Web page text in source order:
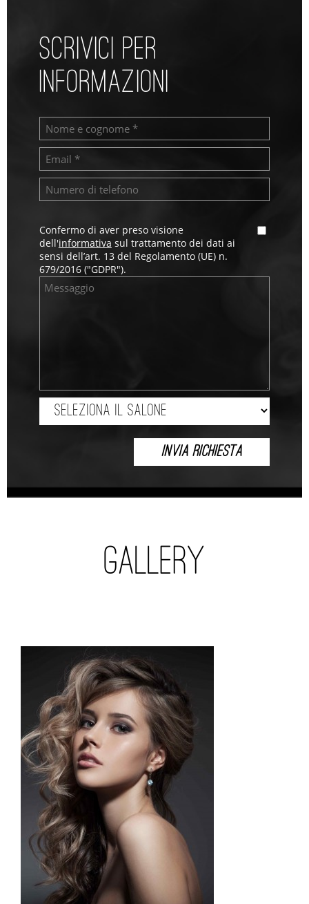
SCRIVICI PER
INFORMAZIONI
Confermo di aver preso visione
dell'informativa sul trattamento dei dati ai
sensi dell’art. 13 del Regolamento (UE) n.
679/2016 ("GDPR").
GALLERY